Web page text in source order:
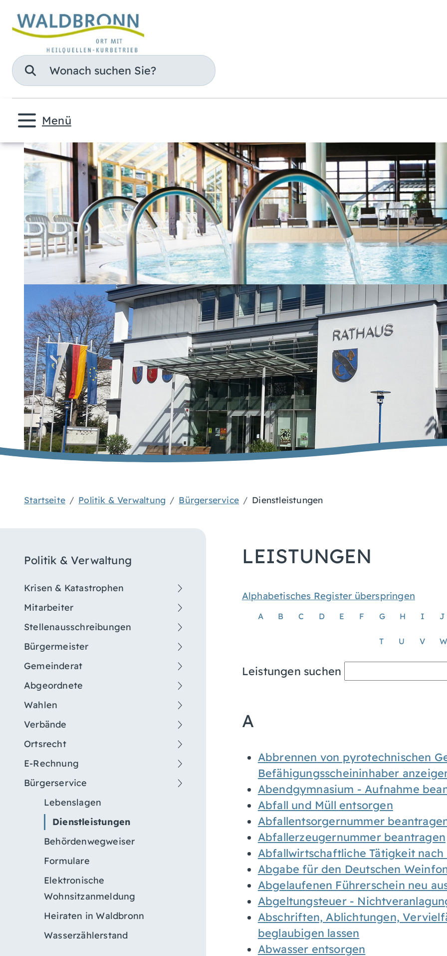
Suche
Menü
Startseite Politik & Verwaltung Bürgerservice Dienstleistungen
Politik & Verwaltung
Krisen & Katastrophen
Mitarbeiter
Stellenausschreibungen
Bürgermeister
Gemeinderat
Abgeordnete
Wahlen
Verbände
Ortsrecht
E-Rechnung
Bürgerservice
Lebenslagen
Dienstleistungen
Behördenwegweiser
Formulare
Elektronische
Wohnsitzanmeldung
Heiraten in Waldbronn
Wasserzählerstand
LEISTUNGEN
Alphabetisches Register überspringen
A B C D E F G H I J
T U V W
Leistungen suchen
A
Abbrennen von pyrotechnischen
Befähigungsscheininhaber
Abendgymnasium - Aufnahme
Abfall und Müll entsorgen
Abfallentsorgernummer
Abfallerzeugernummer beantragen
Abfallwirtschaftliche Tätigkeit
Abgabe für den Deutschen
Abgelaufenen Führerschein neu
Abgeltungsteuer -
Abschriften, Ablichtungen,
beglaubigen lassen
Abwasser entsorgen